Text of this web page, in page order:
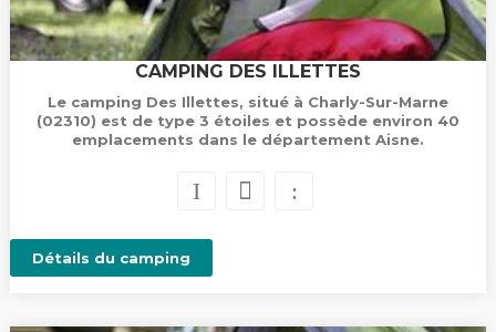
CAMPING DES ILLETTES
Le camping Des Illettes, situé à Charly-Sur-Marne
(02310) est de type 3 étoiles et possède environ 40
emplacements dans le département Aisne.
Détails du camping